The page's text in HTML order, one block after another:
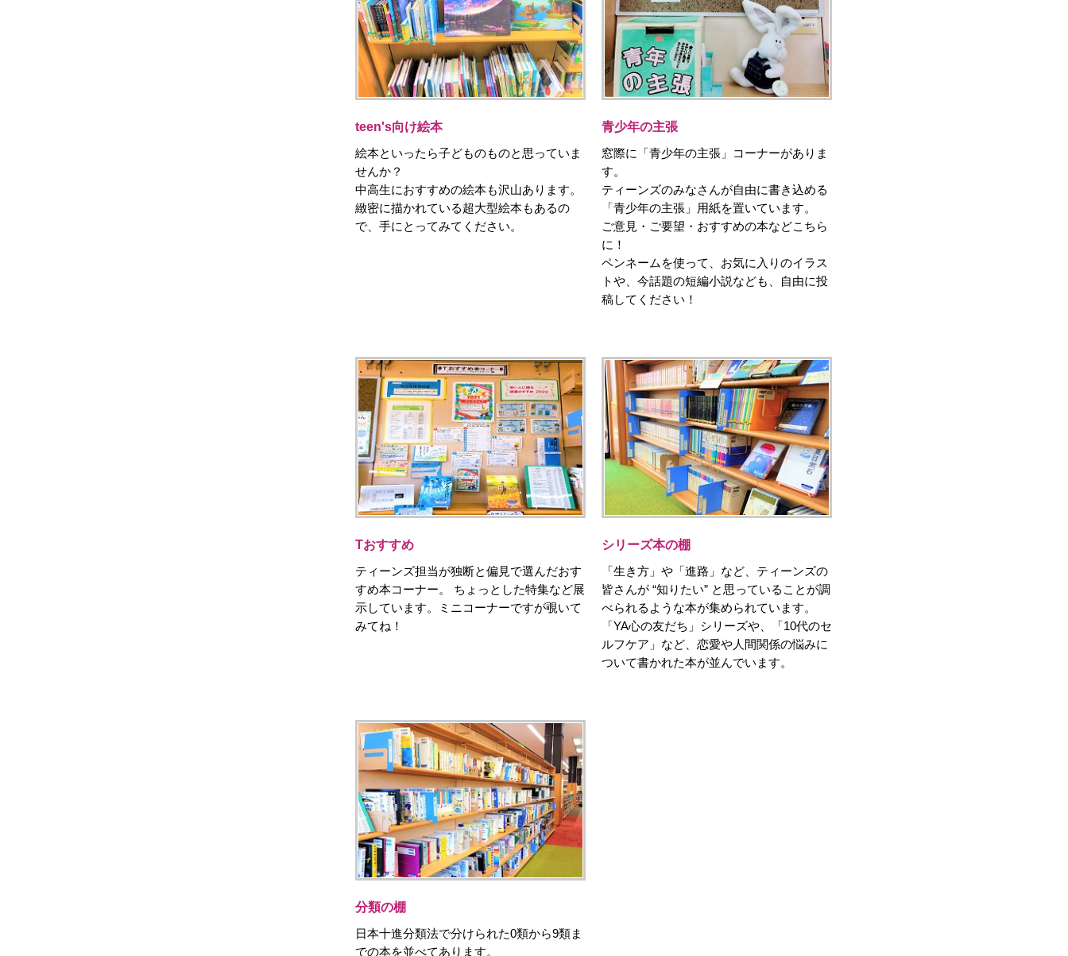
teen's向け絵本
絵本といったら子どものものと思っていま
せんか？
中高生におすすめの絵本も沢山あります。
緻密に描かれている超大型絵本もあるの
で、手にとってみてください。
青少年の主張
窓際に「青少年の主張」コーナーがありま
す。
ティーンズのみなさんが自由に書き込める
「青少年の主張」用紙を置いています。
ご意見・ご要望・おすすめの本などこちら
に！
ペンネームを使って、お気に入りのイラス
トや、今話題の短編小説なども、自由に投
稿してください！
Tおすすめ
ティーンズ担当が独断と偏見で選んだおす
すめ本コーナー。 ちょっとした特集など展
示しています。ミニコーナーですが覗いて
みてね！
シリーズ本の棚
「生き方」や「進路」など、ティーンズの
皆さんが “知りたい” と思っていることが調
べられるような本が集められています。
「YA心の友だち」シリーズや、「10代のセ
ルフケア」など、恋愛や人間関係の悩みに
ついて書かれた本が並んでいます。
分類の棚
日本十進分類法で分けられた0類から9類ま
での本を並べてあります。